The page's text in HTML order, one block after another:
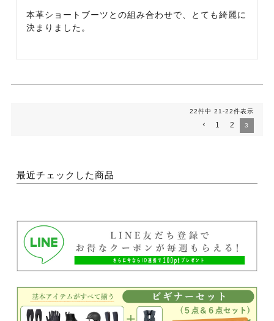
本革ショートブーツとの組み合わせで、とても綺麗に
決まりました。
22件中 21-22件表示
1 2 3
最近チェックした商品